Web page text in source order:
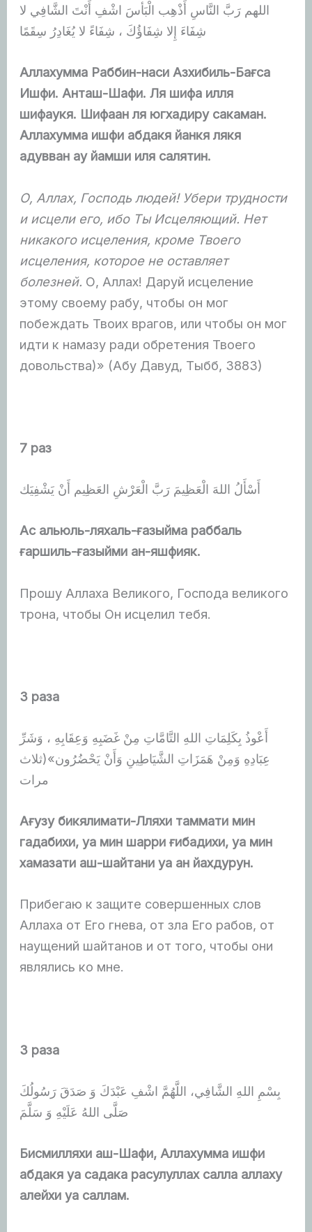
اللهم رَبَّ النَّاسِ أَذْهِب الْبَأسَ اشْفِ أَنْتَ الشَّافِي لا
شِفَاءَ إِلا شِفَاؤُكَ ، شِفَاءً لا يُغَادِرُ سِقَمًا
Аллахумма Раббин-наси Азхибиль-Бағса
Ишфи. Анташ-Шафи. Ля шифа илля
шифаукя. Шифаан ля югхадиру сакаман.
Аллахумма ишфи абдакя йанкя лякя
адувван ау йамши иля салятин.
О, Аллах, Господь людей! Убери трудности
и исцели его, ибо Ты Исцеляющий. Нет
никакого исцеления, кроме Твоего
исцеления, которое не оставляет
болезней. О, Аллах! Даруй исцеление
этому своему рабу, чтобы он мог
побеждать Твоих врагов, или чтобы он мог
идти к намазу ради обретения Твоего
довольства)» (Абу Давуд, Тыбб, 3883)
7 раз
أَسْأَلُ اللهَ الْعَظِيمَ رَبَّ الْعَرْشِ العَظِيم أَنْ يَشْفِيَك
Ас альюль-ляхаль-ғазыйма раббаль
ғаршиль-ғазыйми ан-яшфияк.
Прошу Аллаха Великого, Господа великого
трона, чтобы Он исцелил тебя.
3 раза
أَعْوذُ بِكَلِمَاتِ اللهِ التَّامَّاتِ مِنْ غَضَبِهِ وَعِقَابِهِ ، وَشَرِّ
عِبَادِهِ وَمِنْ هَمَزَاتِ الشَّيَاطِينِ وَأَنْ يَحْضُرُون»(ثلاث
مرات
Ағузу бикялимати-Лляхи таммати мин
гадабихи, уа мин шарри ғибадихи, уа мин
хамазати аш-шайтани уа ан йахдурун.
Прибегаю к защите совершенных слов
Аллаха от Его гнева, от зла Его рабов, от
наущений шайтанов и от того, чтобы они
являлись ко мне.
3 раза
بِسْمِ اللهِ الشَّافِي، اللَّهُمَّ اشْفِ عَبْدَكَ وَ صَدَقَ رَسُولُكَ
صَلَّى اللهُ عَلَيْهِ وَ سَلَّمَ
Бисмилляхи аш-Шафи, Аллахумма ишфи
абдакя уа садака расулуллах салла аллаху
алейхи уа саллам.